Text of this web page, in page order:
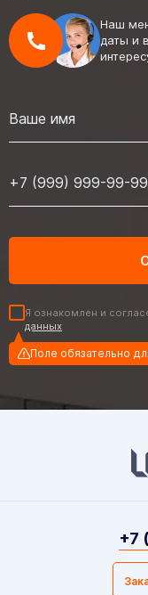
Наш
даты и
Я ознакомлен и
данных
Поле обязательно
+7